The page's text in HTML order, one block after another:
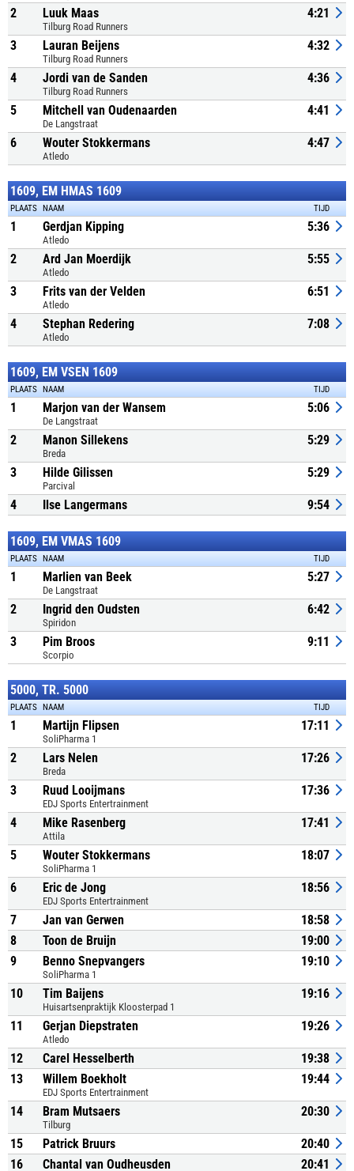
2 Luuk Maas
Tilburg Road Runners
4:21
3 Lauran Beijens
Tilburg Road Runners
4:32
4 Jordi van de Sanden
Tilburg Road Runners
4:36
5 Mitchell van Oudenaarden
De Langstraat
4:41
6 Wouter Stokkermans
Atledo
4:47
1609, EM HMAS 1609
PLAATS NAAM TIJD
1 Gerdjan Kipping
Atledo
5:36
2 Ard Jan Moerdijk
Atledo
5:55
3 Frits van der Velden
Atledo
6:51
4 Stephan Redering
Atledo
7:08
1609, EM VSEN 1609
PLAATS NAAM TIJD
1 Marjon van der Wansem
De Langstraat
5:06
2 Manon Sillekens
Breda
5:29
3 Hilde Gilissen
Parcival
5:29
4 Ilse Langermans 9:54
1609, EM VMAS 1609
PLAATS NAAM TIJD
1 Marlien van Beek
De Langstraat
5:27
2 Ingrid den Oudsten
Spiridon
6:42
3 Pim Broos
Scorpio
9:11
5000, TR. 5000
PLAATS NAAM TIJD
1 Martijn Flipsen
SoliPharma 1
17:11
2 Lars Nelen
Breda
17:26
3 Ruud Looijmans
EDJ Sports Entertrainment
17:36
4 Mike Rasenberg
Attila
17:41
5 Wouter Stokkermans
SoliPharma 1
18:07
6 Eric de Jong
EDJ Sports Entertrainment
18:56
7 Jan van Gerwen
18:58
8
Toon de Bruijn
19:00
9
Benno Snepvangers
SoliPharma 1
19:10
10 Tim Baijens
Huisartsenpraktijk Kloosterpad 1
19:16
11 Gerjan Diepstraten
Atledo
19:26
12 Carel Hesselberth
19:38
13
Willem Boekholt
EDJ Sports Entertrainment
19:44
14 Bram Mutsaers
Tilburg
20:30
15 Patrick Bruurs
20:40
16
Chantal van Oudheusden 20:41